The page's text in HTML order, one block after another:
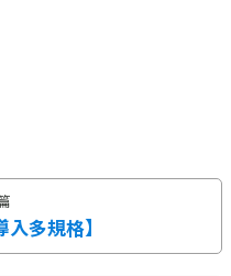
多規格】